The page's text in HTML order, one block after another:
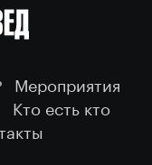
Мероприятия
Кто есть кто